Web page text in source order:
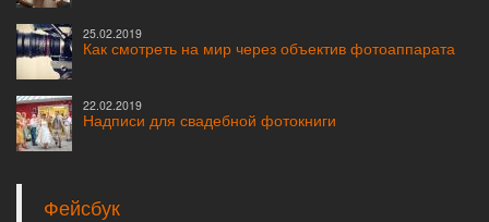
25.02.2019
Как смотреть на мир через объектив фотоаппарата
22.02.2019
Надписи для свадебной фотокниги
Фейсбук